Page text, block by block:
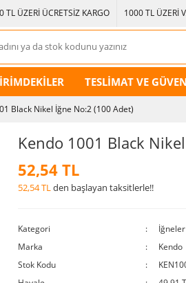
TL ÜZERİ ÜCRETSİZ KARGO 1000 TL ÜZERİ
TESLİMAT VE
Black Nikel İğne No:2 (100 Adet)
Kendo 1001 Black
52,54 TL
52,54 TLden başlayan taksitlerle!!
Kategori
İğneler
Marka
Kendo
Stok Kodu